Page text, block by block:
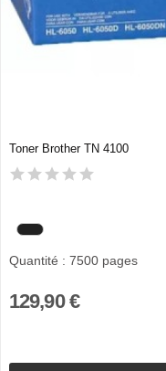
Toner Brother TN 4100
Quantité : 7500 pages
129,90 €